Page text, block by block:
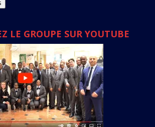
LE GROUPE SUR YOUTUBE